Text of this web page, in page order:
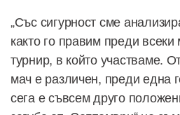
„Със сигурност сме
както го правим преди
турнир, в който участваме.
мач е различен, преди една
сега е съвсем друго